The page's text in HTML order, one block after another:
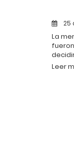
25
La
Leer